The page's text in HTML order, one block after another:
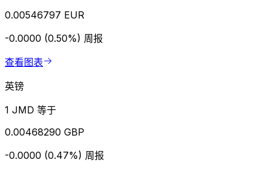
0.00546797 EUR
-0.0000 (0.50%) 周报
查看图表
英镑
1 JMD 等于
0.00468290 GBP
-0.0000 (0.47%) 周报